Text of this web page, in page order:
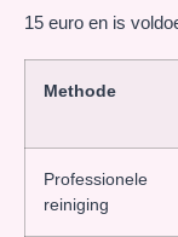
15 euro en is
Methode
Professionele
reiniging